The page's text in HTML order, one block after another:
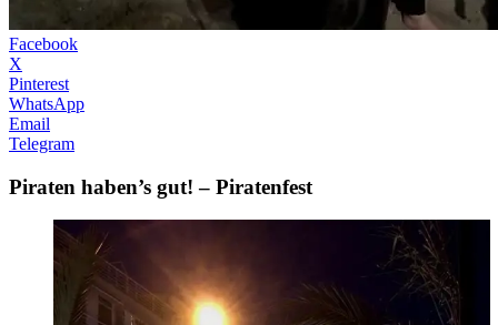
Facebook
X
Pinterest
WhatsApp
Email
Telegram
Piraten haben’s gut! – Piratenfest